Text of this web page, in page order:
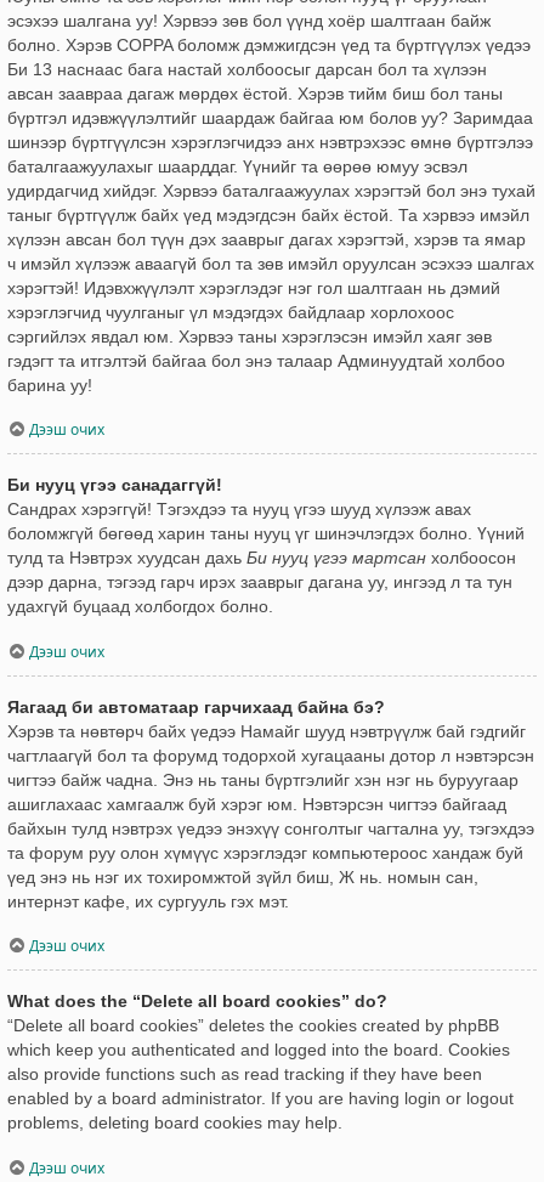
эсэхээ шалгана уу! Хэрвээ зөв бол үүнд хоёр шалтгаан байж
болно. Хэрэв COPPA боломж дэмжигдсэн үед та бүртгүүлэх үедээ
Би 13 наснаас бага настай холбоосыг дарсан бол та хүлээн
авсан заавраа дагаж мөрдөх ёстой. Хэрэв тийм биш бол таны
бүртгэл идэвжүүлэлтийг шаардаж байгаа юм болов уу? Заримдаа
шинээр бүртгүүлсэн хэрэглэгчидээ анх нэвтрэхээс өмнө бүртгэлээ
баталгаажуулахыг шаарддаг. Үүнийг та өөрөө юмуу эсвэл
удирдагчид хийдэг. Хэрвээ баталгаажуулах хэрэгтэй бол энэ тухай
таныг бүртгүүлж байх үед мэдэгдсэн байх ёстой. Та хэрвээ имэйл
хүлээн авсан бол түүн дэх зааврыг дагах хэрэгтэй, хэрэв та ямар
ч имэйл хүлээж аваагүй бол та зөв имэйл оруулсан эсэхээ шалгах
хэрэгтэй! Идэвхжүүлэлт хэрэглэдэг нэг гол шалтгаан нь дэмий
хэрэглэгчид чуулганыг үл мэдэгдэх байдлаар хорлохоос
сэргийлэх явдал юм. Хэрвээ таны хэрэглэсэн имэйл хаяг зөв
гэдэгт та итгэлтэй байгаа бол энэ талаар Админуудтай холбоо
барина уу!
Дээш очих
Би нууц үгээ санадаггүй!
Сандрах хэрэггүй! Тэгэхдээ та нууц үгээ шууд хүлээж авах
боломжгүй бөгөөд харин таны нууц үг шинэчлэгдэх болно. Үүний
тулд та Нэвтрэх хуудсан дахь Би нууц үгээ мартсан холбоосон
дээр дарна, тэгээд гарч ирэх зааврыг дагана уу, ингээд л та тун
удахгүй буцаад холбогдох болно.
Дээш очих
Яагаад би автоматаар гарчихаад байна бэ?
Хэрэв та нөвтөрч байх үедээ Намайг шууд нэвтрүүлж бай гэдгийг
чагтлаагүй бол та форумд тодорхой хугацааны дотор л нэвтэрсэн
чигтээ байж чадна. Энэ нь таны бүртгэлийг хэн нэг нь буруугаар
ашиглахаас хамгаалж буй хэрэг юм. Нэвтэрсэн чигтээ байгаад
байхын тулд нэвтрэх үедээ энэхүү сонголтыг чагтална уу, тэгэхдээ
та форум руу олон хүмүүс хэрэглэдэг компьютероос хандаж буй
үед энэ нь нэг их тохиромжтой зүйл биш, Ж нь. номын сан,
интернэт кафе, их сургууль гэх мэт.
Дээш очих
What does the “Delete all board cookies” do?
“Delete all board cookies” deletes the cookies created by phpBB
which keep you authenticated and logged into the board. Cookies
also provide functions such as read tracking if they have been
enabled by a board administrator. If you are having login or logout
problems, deleting board cookies may help.
Дээш очих